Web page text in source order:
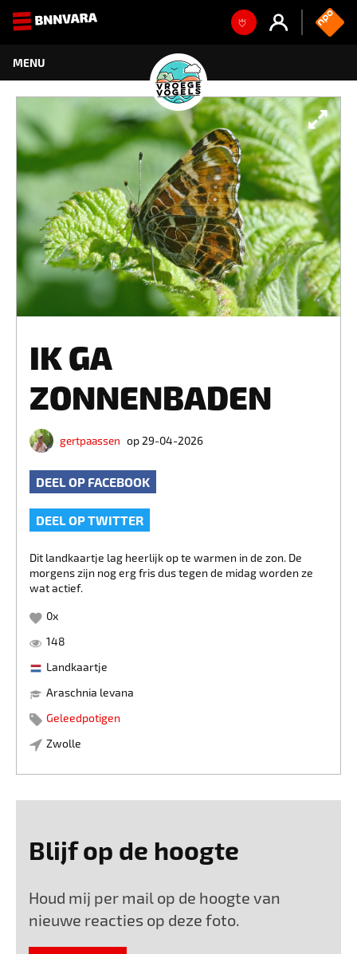
IK GA
ZONNENBADEN
gertpaassen op 29-04-2026
DEEL OP FACEBOOK
DEEL OP TWITTER
Dit landkaartje lag heerlijk op te warmen in de zon. De
morgens zijn nog erg fris dus tegen de midag worden ze
wat actief.
0x
148
Landkaartje
Araschnia levana
Geleedpotigen
Zwolle
Blijf op de hoogte
Houd mij per mail op de hoogte van
nieuwe reacties op deze foto.